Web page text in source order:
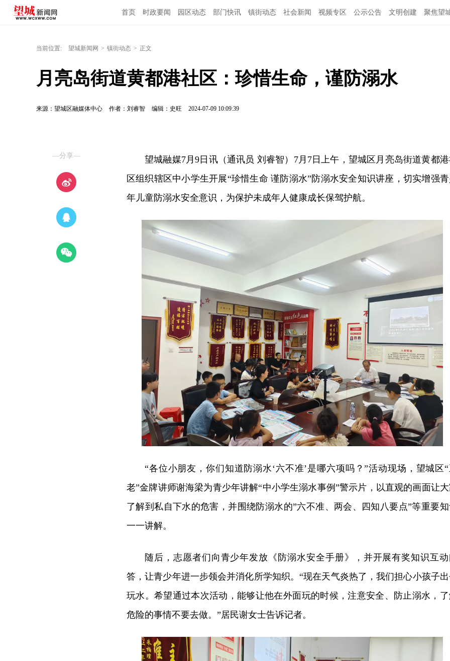
首页 时政要闻 园区动态 部门快讯 镇街动态 社会新闻 视频专区 公示公告 文明创建 聚焦望
当前位置: 望城新闻网 > 镇街动态 > 正文
月亮岛街道黄都港社区：珍惜生命，谨防溺水
来源：望城区融媒体中心 作者：刘睿智 编辑：史旺 2024-07-09 10:09:39
—分享— 望城融媒7月9日讯（通讯员 刘睿智） 7月7日上午，望城区月亮岛街道黄都
区组织辖区中小学生开展“珍惜生命 谨防溺水”防溺水安全知识讲座，切实增强
年儿童防溺水安全意识，为保护未成年人健康成长保驾护航。
“各位小朋友，你们知道防溺水‘六不准’是哪六项吗？”活动现场，望城区
老”金牌讲师谢海梁为青少年讲解“中小学生溺水事例”警示片，以直观的画面让
了解到私自下水的危害，并围绕防溺水的”六不准、两会、四知八要点”等重要
一一讲解。
随后，志愿者们向青少年发放《防溺水安全手册》，并开展有奖知识互
答，让青少年进一步领会并消化所学知织。“现在天气炎热了，我们担心小孩子
玩水。希望通过本次活动，能够让他在外面玩的时候，注意安全、防止溺水，
危险的事情不要去做。”居民谢女士告诉记者。